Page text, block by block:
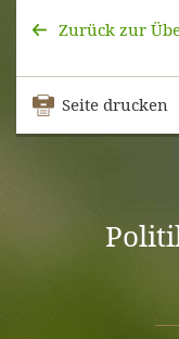
Zurück zur
Seite drucken